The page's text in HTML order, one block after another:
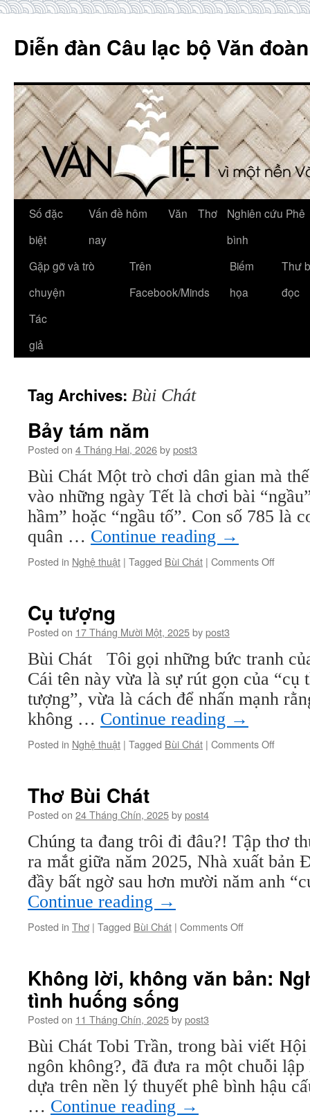
content
Diễn đàn Câu lạc bộ Văn
Số đặc
biệt
Vấn đề hôm
nay
Văn Thơ
Nghiên cứu Phê
bình
Gặp gỡ và trò
chuyện
Trên
Facebook/Minds
Biếm
họa
Thư
đọc
Tác
giả
Tag Archives: Bùi Chát
Bảy tám năm
Posted on 4 Tháng Hai, 2026bypost3
Bùi Chát Một trò chơi dân gian mà
vào những ngày Tết là chơi bài
hầm” hoặc “ngầu tố”. Con số 785 là
quân … Continue reading →
Posted in Nghệ thuật | Tagged Bùi Chát | Comments Offon
Cụ tượng
Posted on 17 Tháng Mười Một, 2025bypost3
Bùi Chát Tôi gọi những bức tranh
Cái tên này vừa là sự rút gọn của “cụ
tượng”, vừa là cách để nhấn mạnh
không … Continue reading →
Posted in Nghệ thuật | Tagged Bùi Chát | Comments Offon
Thơ Bùi Chát
Posted on 24 Tháng Chín, 2025bypost4
Chúng ta đang trôi đi đâu?! Tập thơ
ra mắt giữa năm 2025, Nhà xuất bản
đầy bất ngờ sau hơn mười năm anh
Continue reading →
Posted in Thơ | Tagged Bùi Chát | Comments Offon
Chát
Không lời, không văn bản:
tình huống sống
Posted on 11 Tháng Chín, 2025bypost3
Bùi Chát Tobi Trần, trong bài viết
ngôn không?, đã đưa ra một chuỗi
dựa trên nền lý thuyết phê bình hậu
… Continue reading →